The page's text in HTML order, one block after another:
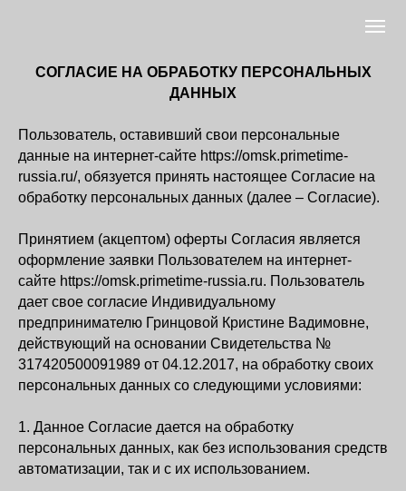
СОГЛАСИЕ НА ОБРАБОТКУ ПЕРСОНАЛЬНЫХ
ДАННЫХ
Пользователь, оставивший свои персональные
данные на интернет-сайте https://omsk.primetime-
russia.ru/, обязуется принять настоящее Согласие на
обработку персональных данных (далее – Согласие).
Принятием (акцептом) оферты Согласия является
оформление заявки Пользователем на интернет-
сайте https://omsk.primetime-russia.ru. Пользователь
дает свое согласие Индивидуальному
предпринимателю Гринцовой Кристине Вадимовне,
действующий на основании Свидетельства №
317420500091989 от 04.12.2017, на обработку своих
персональных данных со следующими условиями:
1. Данное Согласие дается на обработку
персональных данных, как без использования средств
автоматизации, так и с их использованием.